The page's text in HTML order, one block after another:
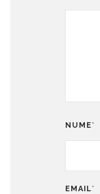
NUME*
EMAIL*